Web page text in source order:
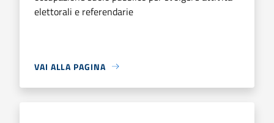
elettorali e referendarie
VAI ALLA PAGINA